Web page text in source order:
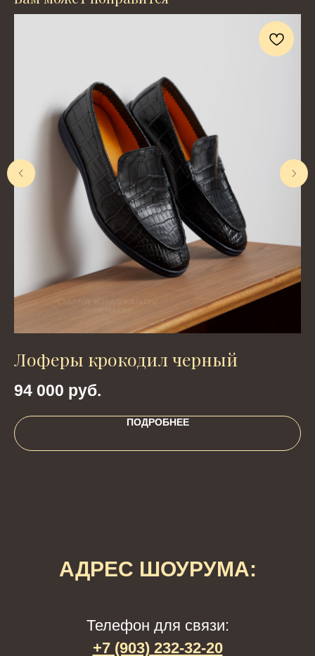
Лоферы крокодил черный
94 000 руб.
ПОДРОБНЕЕ
АДРЕС ШОУРУМА:
Телефон для связи:
+7 (903) 232-32-20